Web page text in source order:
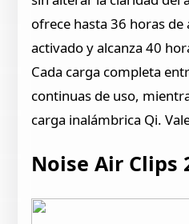
ofrece hasta 36 horas
activado y alcanza 40
Cada carga completa
continuas de uso,
carga inalámbrica Qi.
Noise Air Clips